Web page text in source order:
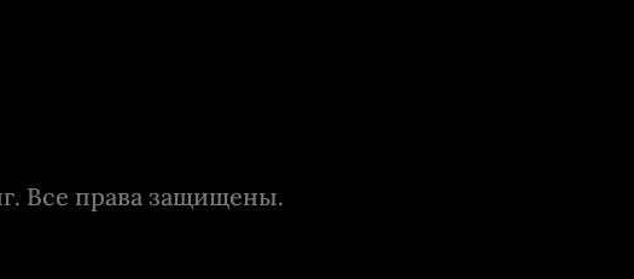
Все права защищены.